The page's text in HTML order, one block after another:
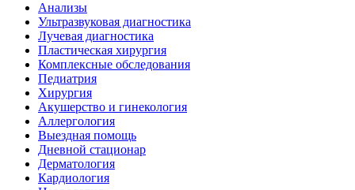
Анализы
Ультразвуковая диагностика
Лучевая диагностика
Пластическая хирургия
Комплексные обследования
Педиатрия
Хирургия
Акушерство и гинекология
Аллергология
Выездная помощь
Дневной стационар
Дерматология
Кардиология